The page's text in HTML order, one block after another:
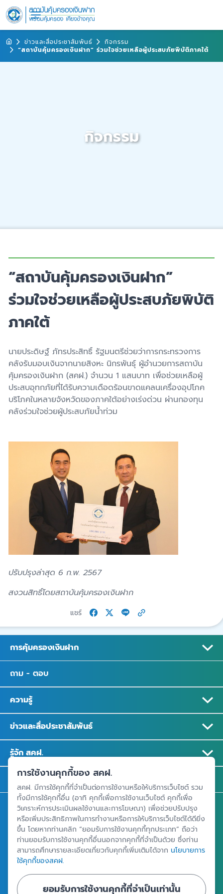
ข่าวและสื่อประชาสัมพันธ์
กิจกรรม
“สถาบันคุ้มครองเงินฝาก” ร่วมใจช่วยเหลือผู้ประสบภัยพิบัติภาคใต้
กิจกรรม
“สถาบันคุ้มครองเงินฝาก”
ร่วมใจช่วยเหลือผู้ประสบภัยพิบัติ
ภาคใต้
นายประดิษฐ์ ภัทรประสิทธิ์ รัฐมนตรีช่วยว่าการกระทรวงการ
คลังรับมอบเงินจากนายสิงหะ นิกรพันธุ์ ผู้อำนวยการสถาบัน
คุ้มครองเงินฝาก (สคฝ.) จำนวน 1 แสนบาท เพื่อช่วยเหลือผู้
ประสบอุทกภัยที่ได้รับความเดือดร้อนขาดแคลนเครื่องอุปโภค
บริโภคในหลายจังหวัดของภาคใต้อย่างเร่งด่วน ผ่านกองทุน
คลังร่วมใจช่วยผู้ประสบภัยน้ำท่วม
ปรับปรุงล่าสุด 6 ก.พ. 2567
สงวนสิทธิ์โดยสถาบันคุ้มครองเงินฝาก
แชร์
การคุ้มครองเงินฝาก
ถาม - ตอบ
ความรู้
ข่าวและสื่อประชาสัมพันธ์
รู้จัก สคฝ.
ติดต่อ สคฝ.
สถาบันคุ้มครองเงินฝาก
อาคารเอสเจ อินฟินิท วัน บิสซิเนสคอมเพล็กซ์ ชั้น 25 - 27 เลขที่ 349
ถนนวิภาวดีรังสิต แขวงจอมพล เขตจตุจักร กรุงเทพฯ 10900
ศูนย์ข้อมูลคุ้มครองเงินฝาก
การใช้งานคุกกี้ของ สคฝ.
สคฝ. มีการใช้คุกกี้ที่จำเป็นต่อการใช้งานหรือให้บริการเว็บไซต์ รวม
ทั้งมีการใช้คุกกี้อื่น (อาทิ คุกกี้เพื่อการใช้งานเว็บไซต์ คุกกี้เพื่อ
วิเคราะห์การประเมินผลใช้งานและการโฆษณา) เพื่อช่วยปรับปรุง
หรือเพิ่มประสิทธิภาพในการทำงานหรือการให้บริการเว็บไซต์ได้ดียิ่ง
ขึ้น โดยหากท่านคลิก “ยอมรับการใช้งานคุกกี้ทุกประเภท” ถือว่า
ท่านยอมรับการใช้งานคุกกี้อื่นนอกจากคุกกี้ที่จำเป็นด้วย ซึ่งท่าน
สามารถศึกษารายละเอียดเกี่ยวกับคุกกี้เพิ่มเติมได้จาก นโยบายการ
ใช้คุกกี้ของสคฝ.
ยอมรับการใช้งานคุกกี้ที่จำเป็นเท่านั้น